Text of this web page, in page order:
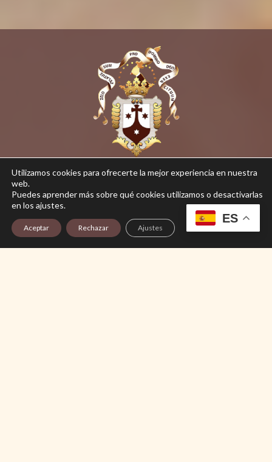
Iglesia Conventual del Santo Ángel
Carmelitas Descalzos de Sevilla
Un legado de fe, arte y devoción en el
ES
Utilizamos cookies para ofrecerte la mejor experiencia en nuestra
web.
Puedes aprender más sobre qué cookies utilizamos o desactivarlas
en los ajustes.
Aceptar Rechazar Ajustes